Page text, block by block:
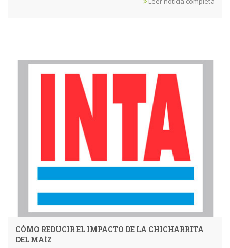
CÓMO REDUCIR EL IMPACTO DE LA CHICHARRITA
DEL MAÍZ